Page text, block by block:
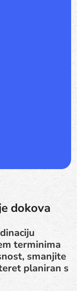
dokova
terminima
smanjite
planiran s